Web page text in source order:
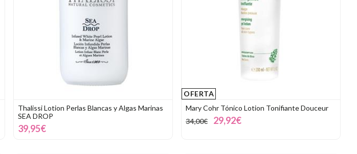
Thalissi Lotion Perlas Blancas y Algas Marinas
SEA DROP
39,95€
OFERTA
Mary Cohr Tónico Lotion Tonifiante Douceur
34,00€
29,92€